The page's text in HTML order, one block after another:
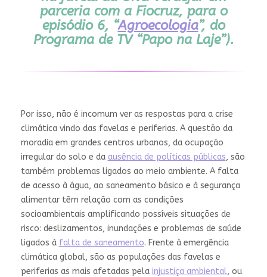
parceria com a Fiocruz, para o
episódio 6, “Agroecologia”, do
Programa de TV “Papo na Laje”).
Por isso, não é incomum ver as respostas para a crise
climática vindo das favelas e periferias. A questão da
moradia em grandes centros urbanos, da ocupação
irregular do solo e da ausência de políticas públicas, são
também problemas ligados ao meio ambiente. A falta
de acesso à água, ao saneamento básico e à segurança
alimentar têm relação com as condições
socioambientais amplificando possíveis situações de
risco: deslizamentos, inundações e problemas de saúde
ligados à falta de saneamento. Frente à emergência
climática global, são as populações das favelas e
periferias as mais afetadas pela injustiça ambiental, ou